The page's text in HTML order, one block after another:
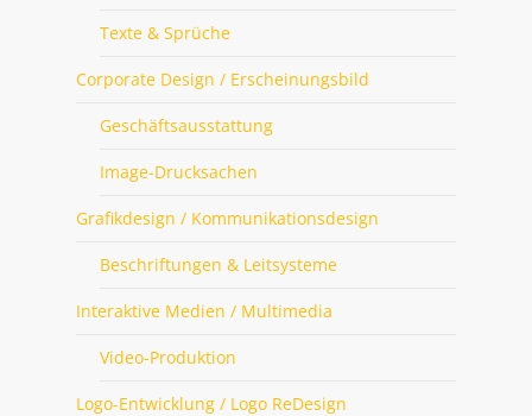
Texte & Sprüche
Corporate Design / Erscheinungsbild
Geschäftsausstattung
Image-Drucksachen
Grafikdesign / Kommunikationsdesign
Beschriftungen & Leitsysteme
Interaktive Medien / Multimedia
Video-Produktion
Logo-Entwicklung / Logo ReDesign